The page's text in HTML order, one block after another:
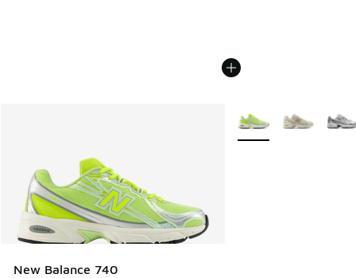
New Balance 740
Weitere Farben